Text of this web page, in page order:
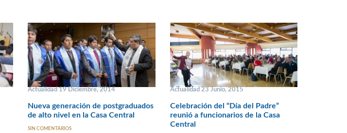
Actualidad 19 Diciembre, 2014
Nueva generación de postgraduados
de alto nivel en la Casa Central
SIN COMENTARIOS
Actualidad 23 Junio, 2015
Celebración del “Día del Padre”
reunió a funcionarios de la Casa
Central